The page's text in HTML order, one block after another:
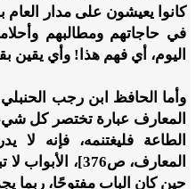
كانوا يعيشون على مدار
في حاجاتهم ومطالبهم
اليوم، أي فهم هذا! وأي يقين
وأما الحافظ ابن رجب
المعارف عبارة تختصر كل
الطاعة فليغتنمه، فإنه
المعارف، ص376]،
حين كان الباب مفتوحًا، ربما